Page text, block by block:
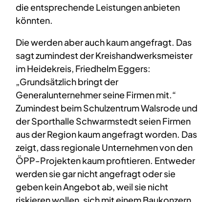
die entsprechende Leistungen anbieten
könnten.
Die werden aber auch kaum angefragt. Das
sagt zumindest der Kreishandwerksmeister
im Heidekreis, Friedhelm Eggers:
„Grundsätzlich bringt der
Generalunternehmer seine Firmen mit.“
Zumindest beim Schulzentrum Walsrode und
der Sporthalle Schwarmstedt seien Firmen
aus der Region kaum angefragt worden. Das
zeigt, dass regionale Unternehmen von den
ÖPP-Projekten kaum profitieren. Entweder
werden sie gar nicht angefragt oder sie
geben kein Angebot ab, weil sie nicht
riskieren wollen, sich mit einem Baukonzern